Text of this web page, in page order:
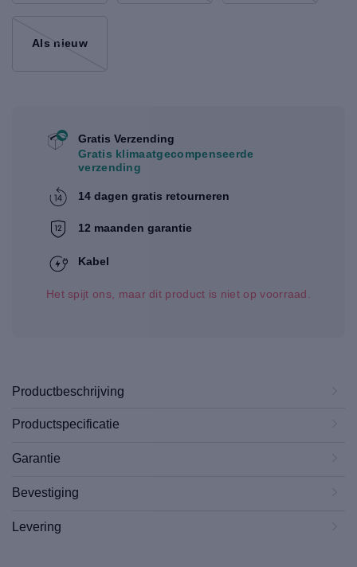
Als nieuw
Gratis Verzending
Gratis klimaatgecompenseerde
verzending
14 dagen gratis retourneren
12 maanden garantie
Kabel
Het spijt ons, maar dit product is niet op voorraad.
Productbeschrijving
Productspecificatie
Garantie
Bevestiging
Levering